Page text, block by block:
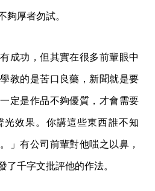
夠厚者勿試。
成功，但其實在很多前輩眼中
教的是苦口良藥，新聞就是要
定是作品不夠優質，才會需要
光效果。你講這些東西誰不知
」有公司前輩對他嗤之以鼻，
了千字文批評他的作法。